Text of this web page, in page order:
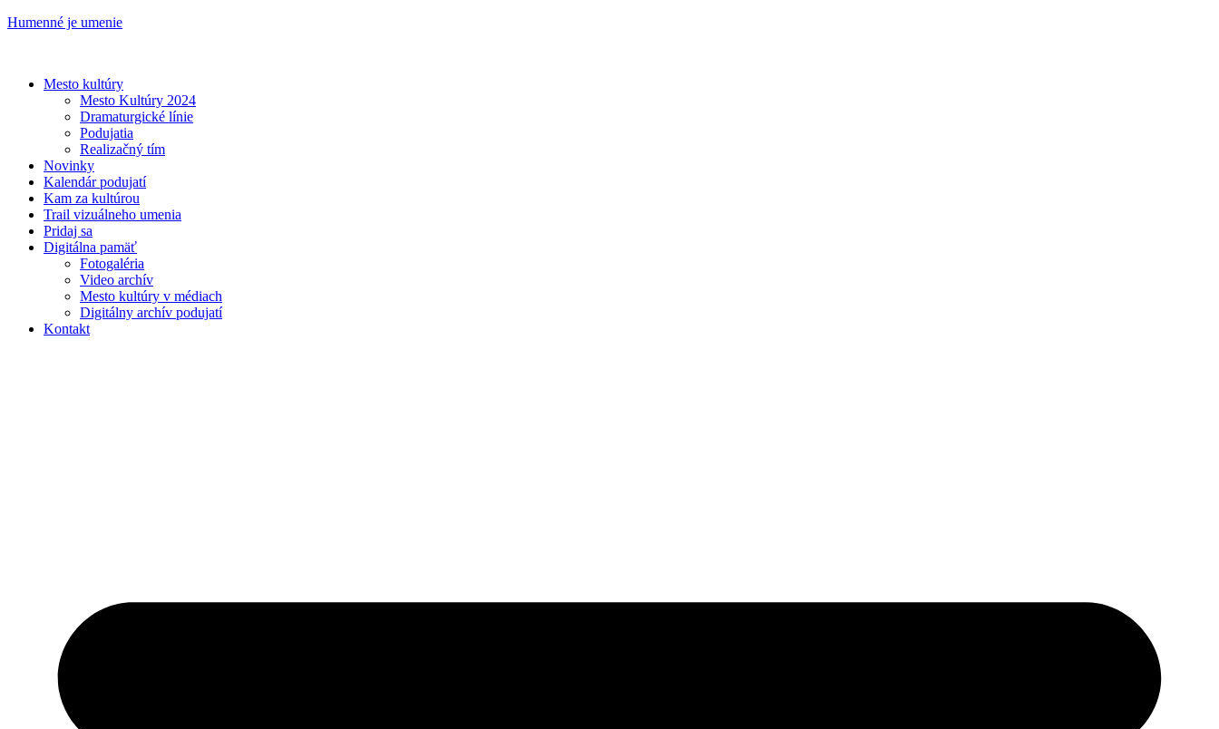
Humenné je umenie
Mesto kultúry
Mesto Kultúry 2024
Dramaturgické línie
Podujatia
Realizačný tím
Novinky
Kalendár podujatí
Kam za kultúrou
Trail vizuálneho umenia
Pridaj sa
Digitálna pamäť
Fotogaléria
Video archív
Mesto kultúry v médiach
Digitálny archív podujatí
Kontakt